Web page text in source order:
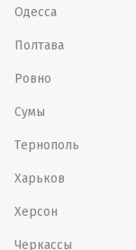
Одесса
Полтава
Ровно
Сумы
Тернополь
Харьков
Херсон
Черкассы